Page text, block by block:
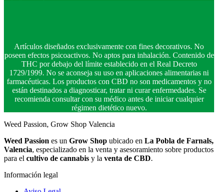
Artículos diseñados exclusivamente con fines decorativos. No
poseen efectos psicoactivos. No aptos para inhalación. Contenido de
THC por debajo del límite establecido en el Real Decreto
1729/1999. No se aconseja su uso en aplicaciones alimentarias ni
farmacéuticas. Los productos con CBD no son medicamentos y no
están destinados a diagnosticar, tratar ni curar enfermedades. Se
recomienda consultar con su médico antes de iniciar cualquier
régimen dietético nuevo.
Weed Passion, Grow Shop Valencia
Weed Passion es un Grow Shop ubicado en La Pobla de Farnals,
Valencia, especializado en la venta y asesoramiento sobre productos
para el cultivo de cannabis y la venta de CBD.
Información legal